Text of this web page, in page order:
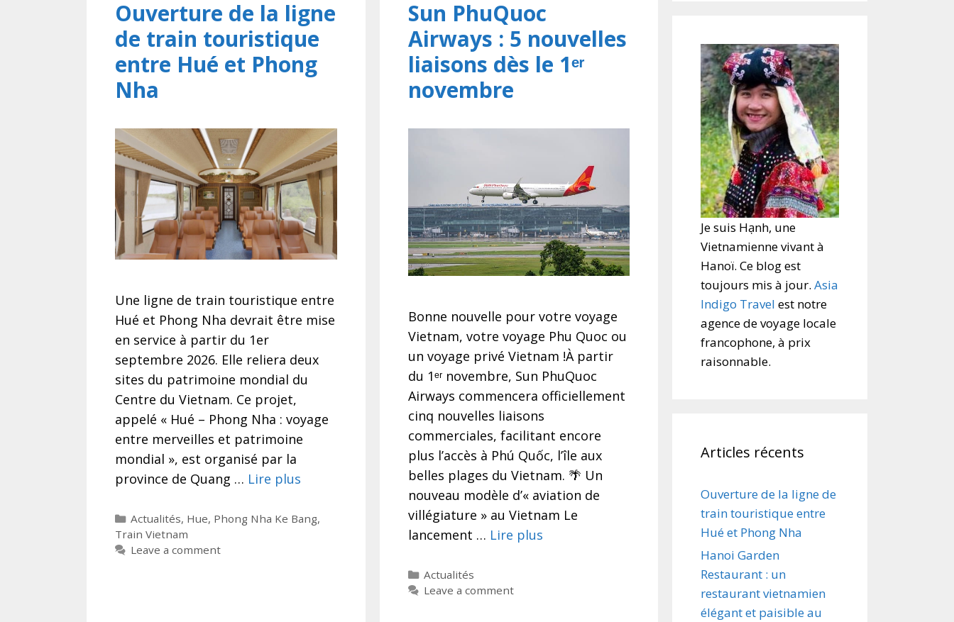
Ouverture de la ligne
de train touristique
entre Hué et Phong
Nha
Une ligne de train touristique entre
Hué et Phong Nha devrait être mise
en service à partir du 1er
septembre 2026. Elle reliera deux
sites du patrimoine mondial du
Centre du Vietnam. Ce projet,
appelé « Hué – Phong Nha : voyage
entre merveilles et patrimoine
mondial », est organisé par la
province de Quang … Lire plus
Categories
Actualités, Hue, Phong Nha Ke Bang,
Train Vietnam
Leave a comment
Sun PhuQuoc
Airways : 5 nouvelles
liaisons dès le 1ᵉʳ
novembre
Bonne nouvelle pour votre voyage
Vietnam, votre voyage Phu Quoc ou
un voyage privé Vietnam !À partir
du 1ᵉʳ novembre, Sun PhuQuoc
Airways commencera officiellement
cinq nouvelles liaisons
commerciales, facilitant encore
plus l’accès à Phú Quốc, l’île aux
belles plages du Vietnam. 🌴 Un
nouveau modèle d’« aviation de
villégiature » au Vietnam Le
lancement … Lire plus
Categories
Actualités
Leave a comment
Je suis Hạnh, une
Vietnamienne vivant à
Hanoï. Ce blog est
toujours mis à jour. Asia
Indigo Travel est notre
agence de voyage locale
francophone, à prix
raisonnable.
Articles récents
Ouverture de la ligne de
train touristique entre
Hué et Phong Nha
Hanoi Garden
Restaurant : un
restaurant vietnamien
élégant et paisible au